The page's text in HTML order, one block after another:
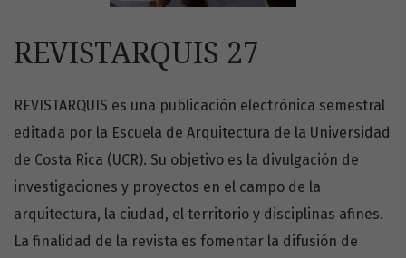
REVISTARQUIS 27
REVISTARQUIS es una publicación electrónica semestral
editada por la Escuela de Arquitectura de la Universidad
de Costa Rica (UCR). Su objetivo es la divulgación de
investigaciones y proyectos en el campo de la
arquitectura, la ciudad, el territorio y disciplinas afines.
La finalidad de la revista es fomentar la difusión de